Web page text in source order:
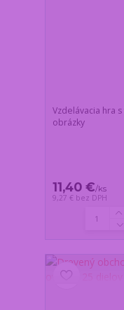
Vzdelávacia hra
obrázky
11,40 €/ks
9,27 € bez DPH